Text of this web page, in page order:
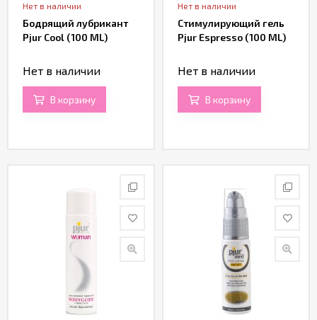
Нет в наличии
Бодрящий лубрикант
Pjur Cool (100 ML)
Нет в наличии
В корзину
Нет в наличии
Стимулирующий гель
Pjur Espresso (100 ML)
Нет в наличии
В корзину